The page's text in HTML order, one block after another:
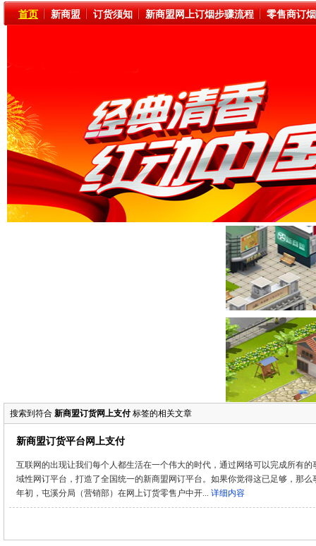
首页 新商盟 订货须知 新商盟网上订烟步骤流程 零售商订
搜索到符合 新商盟订货网上支付标签的相关文章
新商盟订货平台网上支付
互联网的出现让我们每个人都生活在一个伟大的时代，通过网络可以完成所
域性网订平台，打造了全国统一的新商盟网订平台。如果你觉得这已足够，
年初，屯溪分局（营销部）在网上订货零售户中开... 详细内容